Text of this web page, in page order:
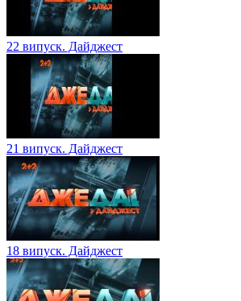
22 випуск. Дайджест
21 випуск. Дайджест
18 випуск. Дайджест